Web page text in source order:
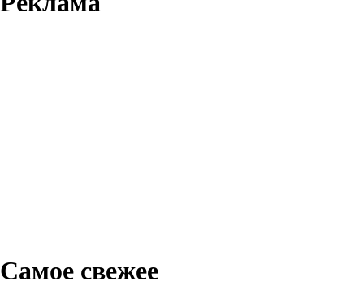
Самое свежее